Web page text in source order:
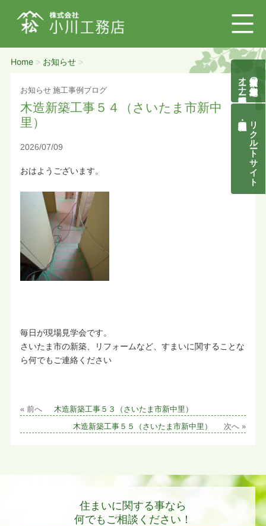
Home> お知らせ>
お知らせ 施工事例ブログ
木造新築工事５４（さいたま市新中
里）
2026/07/09
おはようございます。
毎日が現場見学会です。
さいたま市の新築、リフォームなど、すまいに関することな
ら何でもご連絡ください
« 前へ 木造新築工事５３（さいたま市新中里）
木造新築工事５５（さいたま市新中里） 次へ »
住まいに関する事なら
何でもご相談ください！
自然素材の無垢木造住宅
オーナー様募集説明会
リクルートサイト